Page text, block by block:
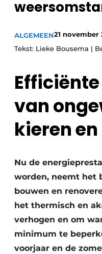
Uitnodiging
Vacature
Vacatures
Werben
ALGEMEEN21 november
Tekst: Lieke Bousema |
van
kieren
Nu de
worden, neemt het
bouwen en
het thermisch en
verhogen en om
minimum te
voorjaar en de